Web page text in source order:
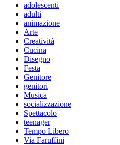
adolescenti
adulti
animazione
Arte
Creatività
Cucina
Disegno
Festa
Genitore
genitori
Musica
socializzazione
Spettacolo
teenager
Tempo Libero
Via Faruffini